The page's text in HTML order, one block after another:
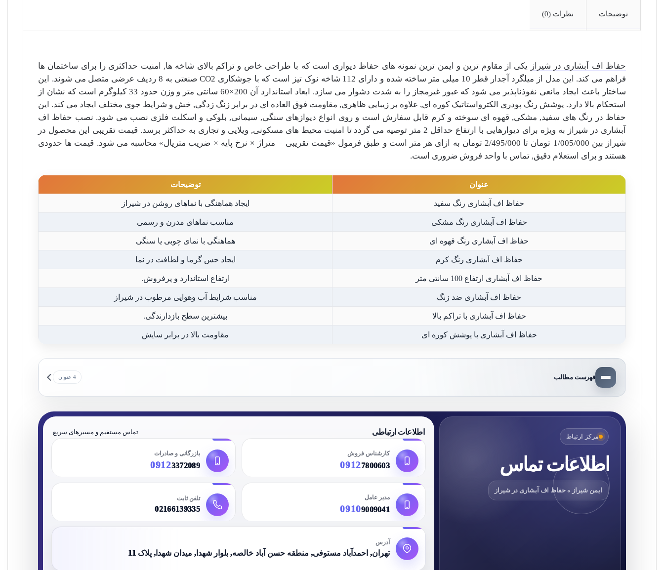
توضیحات نظرات (0)
حفاظ اف آبشاری در شیراز
یکی از مقاوم ترین و ایمن ترین نمونه های حفاظ دیواری است که با طراحی خاص و تراکم بالای شاخه ها, امنیت حداکثری را برای ساختمان ها
فراهم می کند. این مدل از میلگرد آجدار قطر 10 میلی متر ساخته شده و دارای 112 شاخه نوک تیز است که با جوشکاری CO2 صنعتی به 8 ردیف عرضی متصل می شوند. این
ساختار باعث ایجاد مانعی نفوذناپذیر می شود که عبور غیرمجاز را به شدت دشوار می سازد. ابعاد استاندارد آن 200×60 سانتی متر و وزن حدود 33 کیلوگرم است که نشان از
استحکام بالا دارد. پوشش رنگ پودری الکترواستاتیک کوره ای, علاوه بر زیبایی ظاهری, مقاومت فوق العاده ای در برابر زنگ زدگی, خش و شرایط جوی مختلف ایجاد می کند. این
حفاظ در رنگ های سفید, مشکی, قهوه ای سوخته و کرم قابل سفارش است و روی انواع دیوازهای سنگی, سیمانی, بلوکی و اسکلت فلزی نصب می شود. نصب حفاظ اف
آبشاری در شیراز به ویژه برای دیوارهایی با ارتفاع حداقل 2 متر توصیه می گردد تا امنیت محیط های مسکونی, ویلایی و تجاری به حداکثر برسد. قیمت تقریبی این محصول در
شیراز بین 1/005/000 تومان تا 2/495/000 تومان به ازای هر متر است و طبق فرمول «قیمت تقریبی = متراژ × نرخ پایه × ضریب متریال» محاسبه می شود. قیمت ها حدودی
هستند و برای استعلام دقیق, تماس با واحد فروش ضروری است.
عنوان توضیحات
حفاظ اف آبشاری رنگ سفید ایجاد هماهنگی با نماهای روشن در شیراز
حفاظ اف آبشاری رنگ مشکی مناسب نماهای مدرن و رسمی
حفاظ اف آبشاری رنگ قهوه ای هماهنگی با نمای چوبی یا سنگی
حفاظ اف آبشاری رنگ کرم ایجاد حس گرما و لطافت در نما
حفاظ اف آبشاری ارتفاع 100 سانتی متر ارتفاع استاندارد و پرفروش.
حفاظ اف آبشاری ضد زنگ مناسب شرایط آب وهوایی مرطوب در شیراز
حفاظ اف آبشاری با تراکم بالا بیشترین سطح بازدارندگی.
حفاظ اف آبشاری با پوشش کوره ای مقاومت بالا در برابر سایش
فهرست مطالب 4 عنوان
مرکز ارتباط
اطلاعات تماس
ایمن شیراز » حفاظ اف آبشاری در شیراز
اطلاعات ارتباطی تماس مستقیم و مسیرهای سریع
کارشناس فروش
09127800603
بازرگانی و صادرات
09123372089
مدیر عامل
09109009041
تلفن ثابت
02166139335
آدرس
تهران, احمدآباد مستوفی, منطقه حسن آباد خالصه, بلوار شهدا, میدان شهدا, پلاک 11